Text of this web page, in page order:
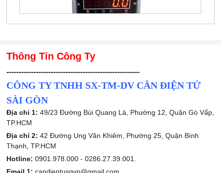
Thông Tin Công Ty
------------------------------------------------------
CÔNG TY TNHH SX-TM-DV CÂN ĐIỆN TỬ
SÀI GÒN
Địa chỉ 1: 49/23 Đường Bùi Quang Là, Phường 12, Quận Gò Vấp,
TP.HCM
Địa chỉ 2:42 Đường Ung Văn Khiêm, Phường 25, Quận Bình
Thạnh, TP.HCM
Hotline: 0901.978.000 -0286.27.39.001.
Email 1: candientusgvn@gmail.com